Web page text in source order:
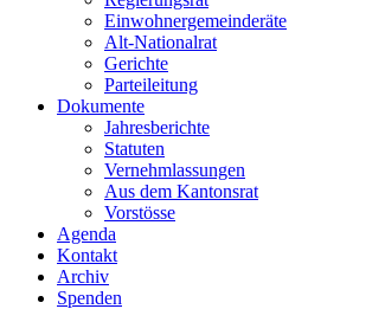
Einwohnergemeinderäte
Alt-Nationalrat
Gerichte
Parteileitung
Dokumente
Jahresberichte
Statuten
Vernehmlassungen
Aus dem Kantonsrat
Vorstösse
Agenda
Kontakt
Archiv
Spenden